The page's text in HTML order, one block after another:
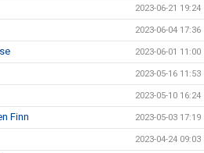
2023-06-21 19:24
2023-06-04 17:36
2023-06-01 11:00
2023-05-16 11:53
2023-05-10 16:24
Finn 2023-05-03 17:19
2023-04-24 09:03